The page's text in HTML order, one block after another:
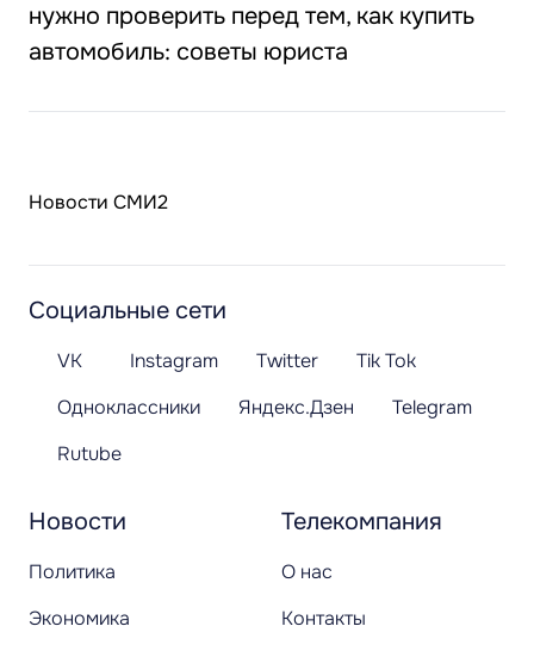
нужно проверить перед тем, как купить
автомобиль: советы юриста
Новости СМИ2
Новости
Политика
Экономика
Телекомпания
О нас
Контакты
Социальные сети
VK Instagram Twitter
Tik Tok
Одноклассники
Яндекс.Дзен
Telegram
Rutube